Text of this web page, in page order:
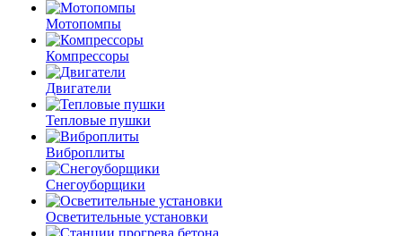
Мотопомпы
Компрессоры
Двигатели
Тепловые пушки
Виброплиты
Снегоуборщики
Осветительные установки